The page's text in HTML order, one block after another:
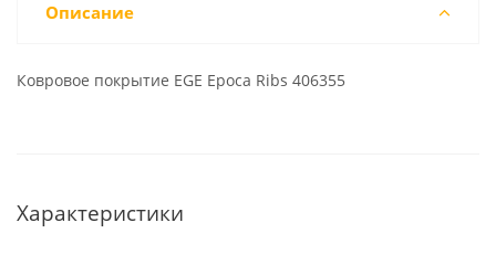
Описание
Ковровое покрытие EGE Epoca Ribs 406355
Характеристики